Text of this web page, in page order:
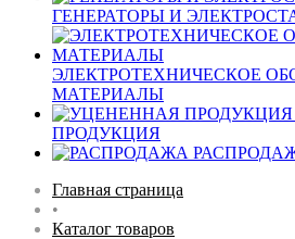
ГЕНЕРАТОРЫ И
ЭЛЕКТРОТЕХНИЧЕСКОЕ
МАТЕРИАЛЫ
ПРОДУКЦИЯ
Главная страница
•
Каталог товаров